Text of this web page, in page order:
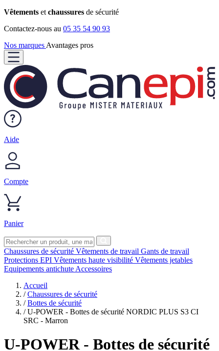
Vêtements et chaussures de sécurité
Contactez-nous au 05 35 54 90 93
Nos marques Avantages pros
Aide
Compte
Panier
Chaussures de sécurité Vêtements de travail Gants de travail
Protections EPI Vêtements haute visibilité Vêtements jetables
Equipements antichute Accessoires
Accueil
/ Chaussures de sécurité
/ Bottes de sécurité
/ U-POWER - Bottes de sécurité NORDIC PLUS S3 CI
SRC - Marron
U-POWER - Bottes de sécurité